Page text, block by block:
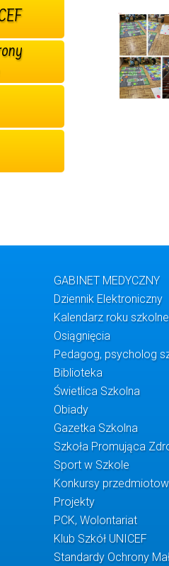
GABINET MEDYCZNY
Dziennik Elektroniczny
Kalendarz roku
Osiągnięcia
Pedagog, psycholog
Biblioteka
Świetlica Szkolna
Obiady
Gazetka Szkolna
Szkoła Promująca
Sport w Szkole
Konkursy
Projekty
PCK, Wolontariat
Klub Szkół UNICEF
Standardy Ochrony